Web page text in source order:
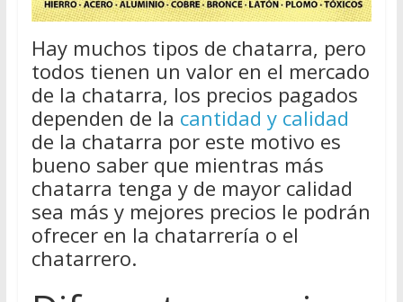
Hay muchos tipos de chatarra, pero
todos tienen un valor en el mercado
de la chatarra, los precios pagados
dependen de la cantidad y calidad
de la chatarra por este motivo es
bueno saber que mientras más
chatarra tenga y de mayor calidad
sea más y mejores precios le podrán
ofrecer en la chatarrería o el
chatarrero.